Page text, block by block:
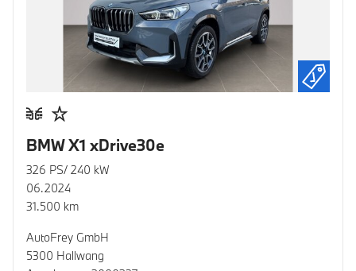
BMW X1 xDrive30e
326 PS/ 240 kW
06.2024
31.500 km
AutoFrey GmbH
5300 Hallwang